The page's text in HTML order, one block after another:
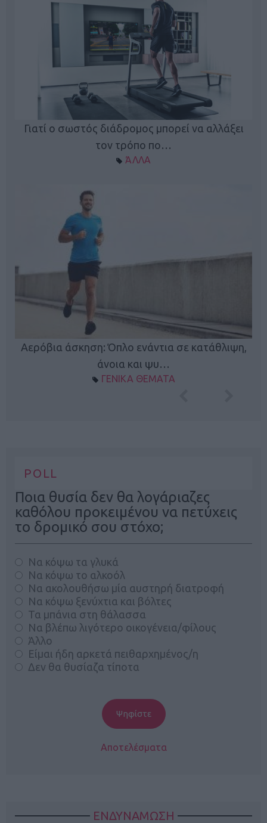
Γιατί ο σωστός διάδρομος μπορεί να αλλάξει
τον τρόπο πο…
ΆΛΛΑ
Αερόβια άσκηση: Όπλο ενάντια σε κατάθλιψη,
άνοια και ψυ…
ΓΕΝΙΚΑ ΘΕΜΑΤΑ
POLL
Ποια θυσία δεν θα λογάριαζες
καθόλου προκειμένου να πετύχεις
το δρομικό σου στόχο;
Να κόψω τα γλυκά
Να κόψω το αλκοόλ
Να ακολουθήσω μία αυστηρή διατροφή
Να κόψω ξενύχτια και βόλτες
Τα μπάνια στη θάλασσα
Να βλέπω λιγότερο οικογένεια/φίλους
Άλλο
Είμαι ήδη αρκετά πειθαρχημένος/η
Δεν θα θυσίαζα τίποτα
Αποτελέσματα
ΕΝΔΥΝΑΜΩΣΗ